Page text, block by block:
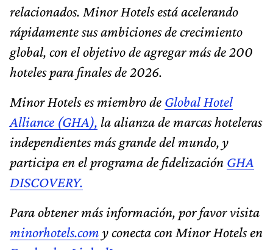
relacionados. Minor Hotels está acelerando
rápidamente sus ambiciones de crecimiento
global, con el objetivo de agregar más de 200
hoteles para finales de 2026.
Minor Hotels es miembro de Global Hotel
Alliance (GHA), la alianza de marcas hoteleras
independientes más grande del mundo, y
participa en el programa de fidelización GHA
DISCOVERY.
Para obtener más información, por favor visita
minorhotels.com y conecta con Minor Hotels en